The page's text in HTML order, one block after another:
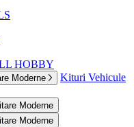
HOBBY
Moderne
Kituri Vehicule
Moderne
Moderne